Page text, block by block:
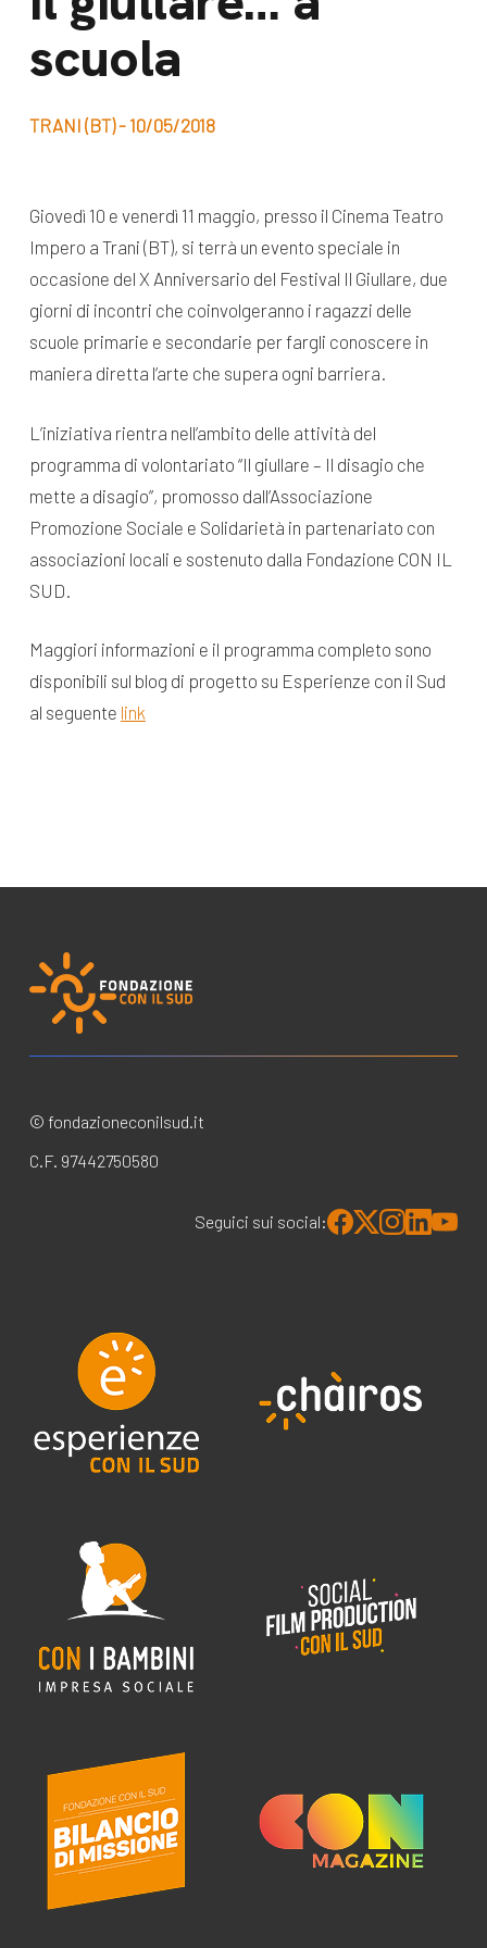
scuola
TRANI (BT) - 10/05/2018
Giovedì 10 e venerdì 11 maggio, presso il Cinema Teatro
Impero a Trani (BT), si terrà un evento speciale in
occasione del X Anniversario del Festival Il Giullare, due
giorni di incontri che coinvolgeranno i ragazzi delle
scuole primarie e secondarie per fargli conoscere in
maniera diretta l’arte che supera ogni barriera.
L’iniziativa rientra nell’ambito delle attività del
programma di volontariato “Il giullare – Il disagio che
mette a disagio”, promosso dall’Associazione
Promozione Sociale e Solidarietà in partenariato con
associazioni locali e sostenuto dalla Fondazione CON IL
SUD.
Maggiori informazioni e il programma completo sono
disponibili sul blog di progetto su Esperienze con il Sud
al seguente link
© fondazioneconilsud.it
C.F. 97442750580
Seguici sui social:
Lavora con noi
Bilancio di
missione
appuntamenti
News
Appuntamenti
dal Sud
Videomagazine
e blog progetti